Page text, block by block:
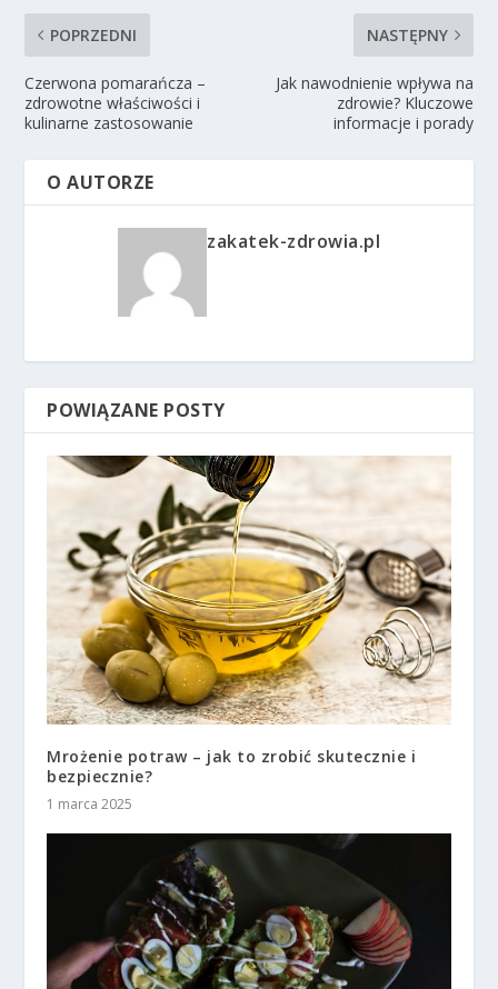
POPRZEDNI
Czerwona pomarańcza –
zdrowotne właściwości i
kulinarne zastosowanie
NASTĘPNY
Jak nawodnienie wpływa na
zdrowie? Kluczowe
informacje i porady
O AUTORZE
zakatek-zdrowia.pl
POWIĄZANE POSTY
Mrożenie potraw – jak to zrobić skutecznie i
bezpiecznie?
1 marca 2025